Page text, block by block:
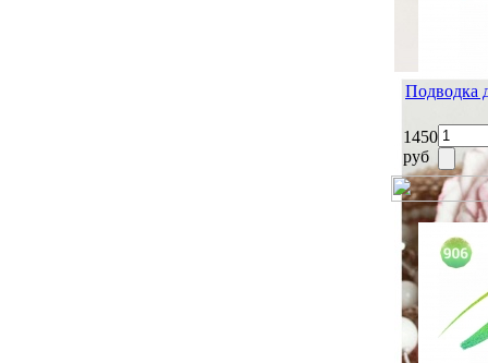
Подводка
1450
руб